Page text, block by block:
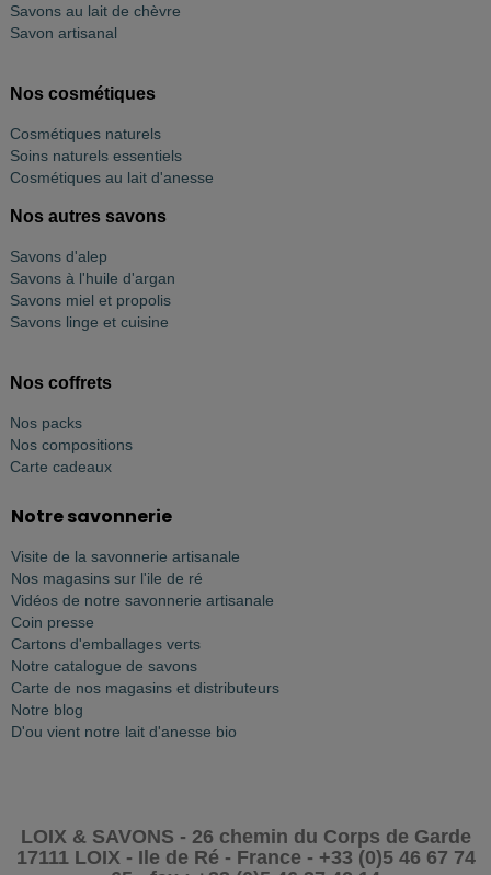
Savons au lait de chèvre
Savon artisanal
Nos cosmétiques
Cosmétiques naturels
Soins naturels essentiels
Cosmétiques au lait d'anesse
Nos autres savons
Savons d'alep
Savons à l'huile d'argan
Savons miel et propolis
Savons linge et cuisine
Nos coffrets
Nos packs
Nos compositions
Carte cadeaux
Notre savonnerie
Visite de la savonnerie artisanale
Nos magasins sur l'ile de ré
Vidéos de notre savonnerie artisanale
Coin presse
Cartons d'emballages verts
Notre catalogue de savons
Carte de nos magasins et distributeurs
Notre blog
D'ou vient notre lait d'anesse bio
LOIX & SAVONS - 26 chemin du Corps de Garde
17111 LOIX - Ile de Ré - France - +33 (0)5 46 67 74